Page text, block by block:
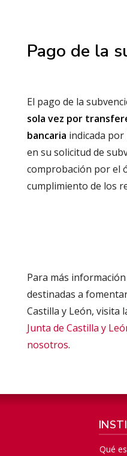
Pago de la
El pago de la
sola vez por
bancaria indicada
en su solicitud de
comprobación por el
cumplimiento de los
Para más
destinadas a
Castilla y León, visita
Junta de Castilla y
nosotros.
Qué